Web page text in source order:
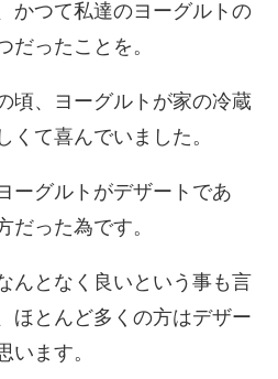
かつて私達のヨーグルトの
だったことを。
頃、ヨーグルトが家の冷蔵
くて喜んでいました。
ーグルトがデザートであ
だった為です。
んとなく良いという事も言
ほとんど多くの方はデザー
います。